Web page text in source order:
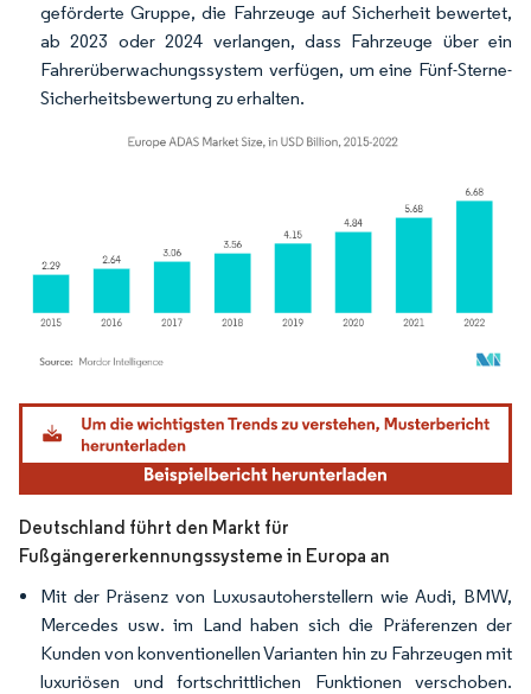
geförderte Gruppe, die Fahrzeuge auf Sicherheit bewertet,
ab 2023 oder 2024 verlangen, dass Fahrzeuge über ein
Fahrerüberwachungssystem verfügen, um eine Fünf-Sterne-
Sicherheitsbewertung zu erhalten.
Bild © Mordor Intelligence. Wiederverwendung erfordert Namensnennung gemäß
Deutschland führt den Markt für
Fußgängererkennungssysteme in Europa an
Mit der Präsenz von Luxusautoherstellern wie Audi, BMW,
Mercedes usw. im Land haben sich die Präferenzen der
Kunden von konventionellen Varianten hin zu Fahrzeugen mit
luxuriösen und fortschrittlichen Funktionen verschoben.